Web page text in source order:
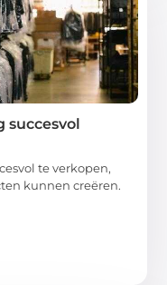
succesvol
te verkopen,
kunnen creëren.